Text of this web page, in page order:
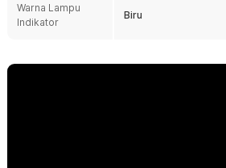
Warna Lampu
Indikator
Biru